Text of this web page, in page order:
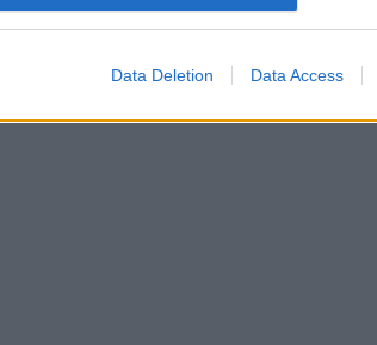
Data Deletion Data Access
Hosszabb ideje